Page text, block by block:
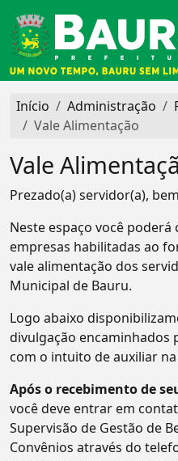
Início Administração
Vale Alimentação
Vale
Prezado(a) servidor(a),
Neste espaço você poderá
empresas habilitadas ao
vale alimentação dos
Municipal de Bauru.
Logo abaixo
divulgação encaminhados
com o intuito de auxiliar
Após o recebimento de
você deve entrar em
Supervisão de Gestão de
Convênios através do